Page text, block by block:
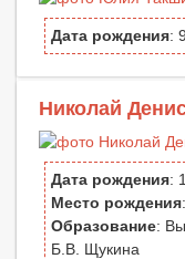
Дата рождения:
Николай
Дата рождения:
Место рождения
Образование:
Б.В. Щукина